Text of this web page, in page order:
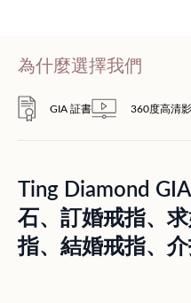
為什麼選擇我們
GIA 証書 360度高清
Ting Diamond
石、訂婚戒指、
指、結婚戒指、